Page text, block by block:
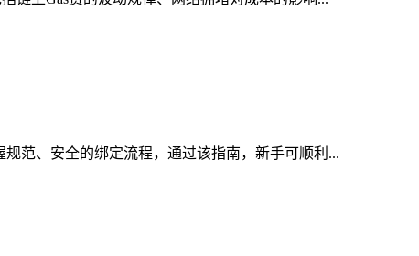
范、安全的绑定流程，通过该指南，新手可顺利...